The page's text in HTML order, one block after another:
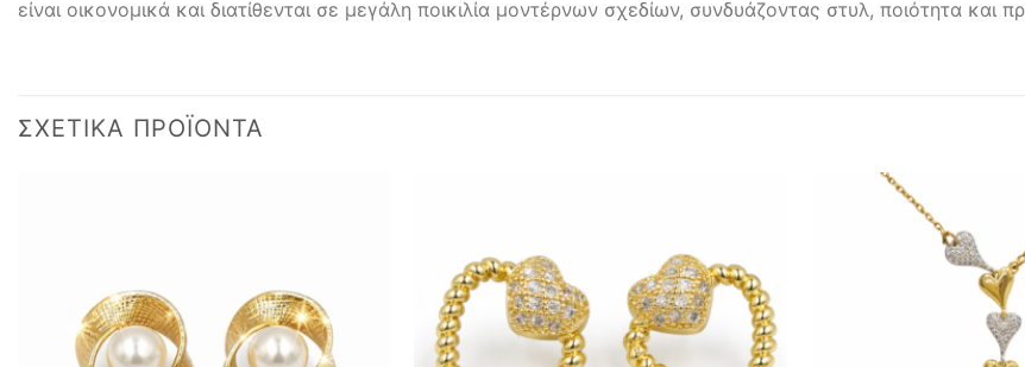
είναι οικονομικά και διατίθενται σε μεγάλη ποικιλία μοντέρνων σχεδίων, συνδυάζοντας στυλ, ποιότητα και
ΣΧΕΤΙΚΆ ΠΡΟΪΌΝΤΑ